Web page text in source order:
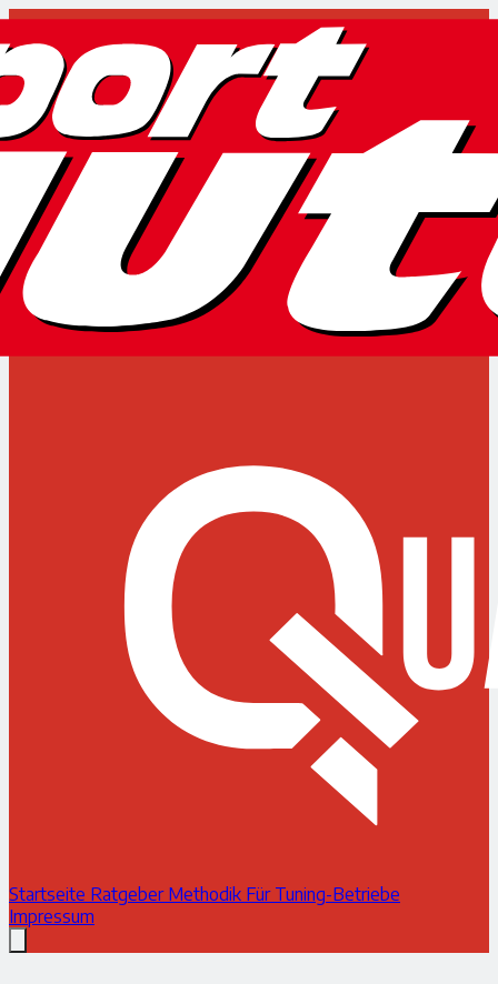
Startseite Ratgeber Methodik Für Tuning-Betriebe
Impressum